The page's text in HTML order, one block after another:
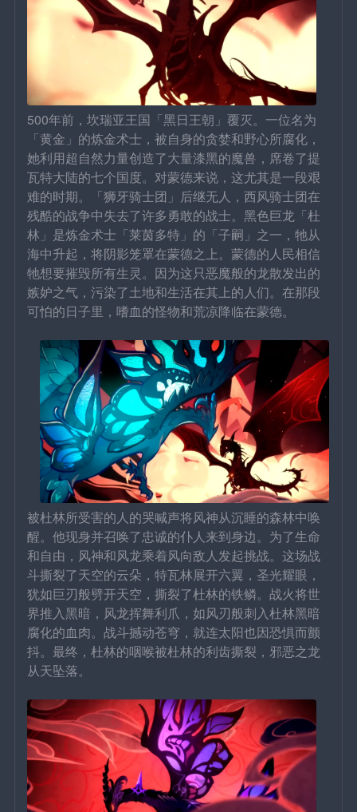
500年前，坎瑞亚王国「黑日王朝」覆灭。一位名为
「黄金」的炼金术士，被自身的贪婪和野心所腐化，
她利用超自然力量创造了大量漆黑的魔兽，席卷了提
瓦特大陆的七个国度。对蒙德来说，这尤其是一段艰
难的时期。「狮牙骑士团」后继无人，西风骑士团在
残酷的战争中失去了许多勇敢的战士。黑色巨龙「杜
林」是炼金术士「莱茵多特」的「子嗣」之一，牠从
海中升起，将阴影笼罩在蒙德之上。蒙德的人民相信
牠想要摧毁所有生灵。因为这只恶魔般的龙散发出的
嫉妒之气，污染了土地和生活在其上的人们。在那段
可怕的日子里，嗜血的怪物和荒凉降临在蒙德。
被杜林所受害的人的哭喊声将风神从沉睡的森林中唤
醒。他现身并召唤了忠诚的仆人来到身边。为了生命
和自由，风神和风龙乘着风向敌人发起挑战。这场战
斗撕裂了天空的云朵，特瓦林展开六翼，圣光耀眼，
犹如巨刃般劈开天空，撕裂了杜林的铁鳞。战火将世
界推入黑暗，风龙挥舞利爪，如风刃般刺入杜林黑暗
腐化的血肉。战斗撼动苍穹，就连太阳也因恐惧而颤
抖。最终，杜林的咽喉被杜林的利齿撕裂，邪恶之龙
从天坠落。